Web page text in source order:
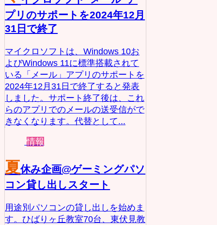
プリのサポートを2024年12月
31日で終了
マイクロソフトは、Windows 10お
よびWindows 11に標準搭載されて
いる「メール」アプリのサポートを
2024年12月31日で終了すると発表
しました。サポート終了後は、これ
らのアプリでのメールの送受信がで
きなくなります。代替として...
情報
夏休み企画@ゲーミングパソ
コン貸し出しスタート
用途別パソコンの貸し出しを始めま
す。ひばりヶ丘教室70台、東伏見教